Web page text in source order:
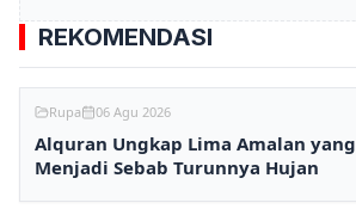
REKOMENDASI
Rupa 06 Agu 2026
Alquran Ungkap Lima Amalan yang
Menjadi Sebab Turunnya Hujan